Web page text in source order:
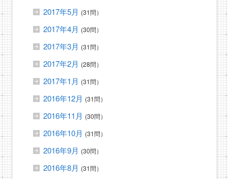
2017年5月 (31問）
2017年4月 (30問）
2017年3月 (31問）
2017年2月 (28問）
2017年1月 (31問）
2016年12月 (31問）
2016年11月 (30問）
2016年10月 (31問）
2016年9月 (30問）
2016年8月 (31問）